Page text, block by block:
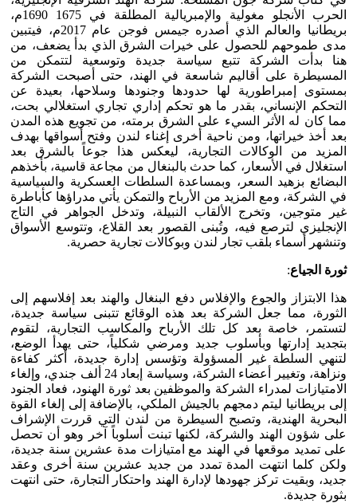
الحرب الأنجلو مغولية والإمبريالية المطلقة في 1675 1690م،
بريطانيا والعالم الذي أصدره جيمس فوجن عام 2017م، فيتبين
مدى طموحهم للحصول على خيرات الشرق الذي بدأ يضعف، من
هنا بدأت الشركة تتبع سياسة جديدة وتوسعية لتتمكن من
المسيطرة على أقاليم شاسعة في الهند، حتى أصبحت الشركة
بمستوى إمبراطورية لها حدودها وجنودها وسلاحها، بعيدة عن
التحكم الإنساني، بقدر ما هو تحكم إداري تجاري استغلالي بحت،
مما كان له الأثر السيء على الشرق برمته، من تجويع هذه المدن
بعد أخذ خيراتها، ومن ناحية أخرى إغناء لندن وفتح أسواقها بهدف
المزيد من الوكالات التجارية، ليعكس هذا جوعاً بالشرق بعد
استغلال في الأسعار، كما حدث بالبنغال من مجاعة قاسية، بأخذهم
البضائع بزهيد السعر، وبمساعدة السلطات العسكرية والسياسية
في الشركة، ومع المزيد من الأرباح والتمكن يأتي مدراؤها كأباطرة
غير متوجين، وتخرج الألقاب النبيلة، وتدخل الجواهر في التاج
الإنجليزي لترصع فيه، وتُبنى القصور بعد القلاع، وتتوسع الأسواق
وتنشهر أسماء بلقب تجار لندن وبوكالات تجارية حصرية.
ثورة الجياع:
هذا الابتزاز والجوع والإفلاس دفع البنغال والهند بعد إفلاسهم إلى
الثورة، مما جعل الشركة بعد هذه الوقائع تتبنى سياسة جديدة،
لتستمر، خاصة بعد كل تلك الأرباح والمكاسب التجارية، لتقوم
بتجديد إدارتها وبأسلوب جديد ومرضي شكلياً، حتى يهدأ الوضع،
لتنهي السلطة غير المسؤولة وتؤسس إدارة جديدة، أكثر كفاءة
ونزاهة، وتغيير أعضاء الشركة، وسياسة إبعاد 24 ألف جندي، وإلغاء
الامتيازات لمدراء الشركة والموظفين بعد ثورة الهنود، فعاد الجنود
إلى بريطانيا ليتم دمجهم بالجيش الملكي، بالإضافة إلى إلغاء القوة
البحرية الهندية، وتصبح السيطرة من لندن التي قررت الإشراف
على شؤون الهند والشركة، لكنها تبنت أسلوباً آخر وهو أن تحصل
على تمديد موقعها في الهند مع امتيازات مدة عشرين سنة جديدة،
ولكن كلما انتهت المدة تمدد من جديد عشرين سنة أخرى وعقد
جديد، وبقيت تركز جهودها لإدارة الهند واحتكار التجارة، حتى انتهت
بثورة جديدة.